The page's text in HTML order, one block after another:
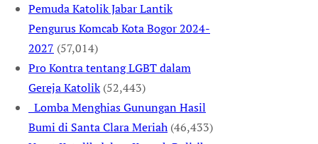
Pemuda Katolik Jabar Lantik
Pengurus Komcab Kota Bogor 2024-
2027 (57,014)
Pro Kontra tentang LGBT dalam
Gereja Katolik (52,443)
Lomba Menghias Gunungan Hasil
Bumi di Santa Clara Meriah (46,433)